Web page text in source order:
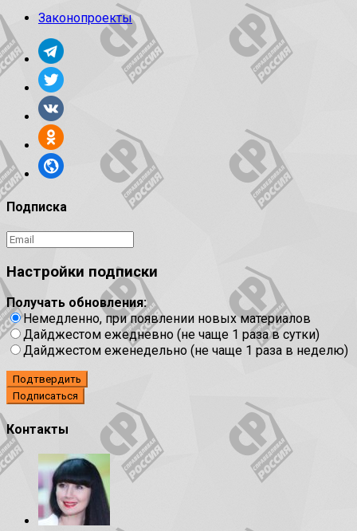
Законопроекты
Подписка
Настройки подписки
Получать обновления:
Немедленно, при появлении новых материалов
Дайджестом ежедневно (не чаще 1 раза в сутки)
Дайджестом еженедельно (не чаще 1 раза в неделю)
Подтвердить
Контакты